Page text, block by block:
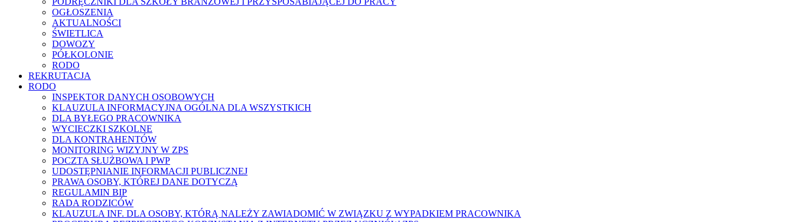
OGŁOSZENIA
AKTUALNOŚCI
ŚWIETLICA
DOWOZY
PÓŁKOLONIE
RODO
REKRUTACJA
RODO
INSPEKTOR DANYCH OSOBOWYCH
KLAUZULA INFORMACYJNA OGÓLNA DLA WSZYSTKICH
DLA BYŁEGO PRACOWNIKA
WYCIECZKI SZKOLNE
DLA KONTRAHENTÓW
MONITORING WIZYJNY W ZPS
POCZTA SŁUŻBOWA I PWP
UDOSTĘPNIANIE INFORMACJI PUBLICZNEJ
PRAWA OSOBY, KTÓREJ DANE DOTYCZĄ
REGULAMIN BIP
RADA RODZICÓW
KLAUZULA INF. DLA OSOBY, KTÓRĄ NALEŻY ZAWIADOMIĆ W ZWIĄZKU Z WYPADKIEM PRACOWNIKA